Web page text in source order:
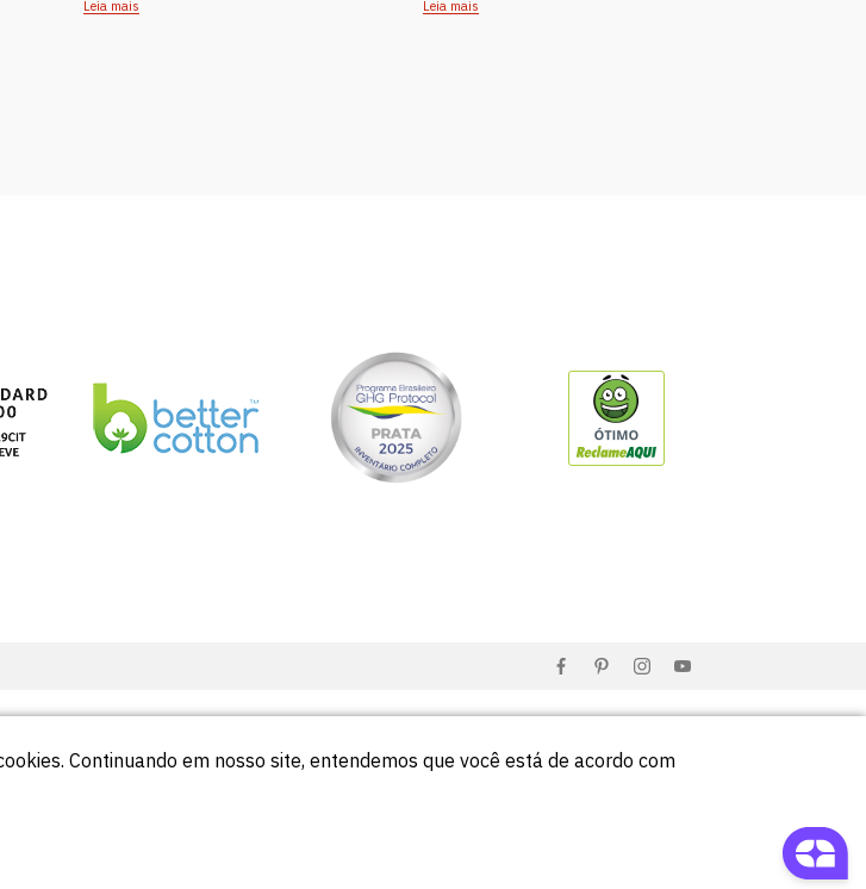
Leia mais Leia mais
- Todos os direitos reservados.
Continuando em nosso site, entendemos que você está de acordo com